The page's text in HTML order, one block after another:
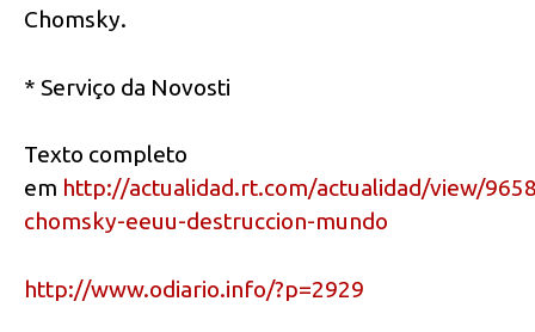
Chomsky.
* Serviço da Novosti
Texto completo
em http://actualidad.rt.com/actualidad/view/
chomsky-eeuu-destruccion-mundo
http://www.odiario.info/?p=2929